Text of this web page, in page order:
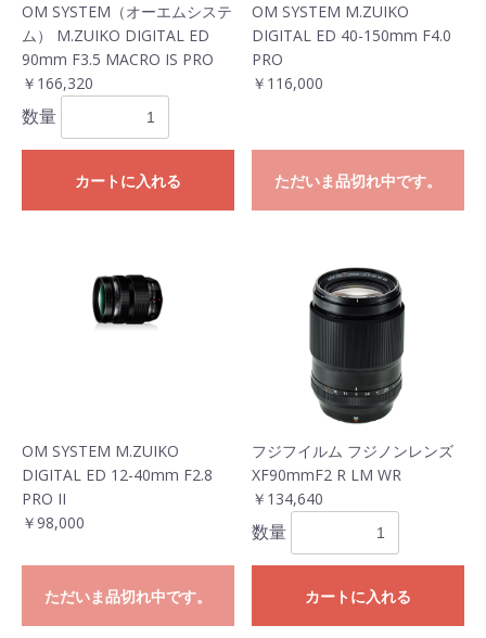
OM SYSTEM（オーエムシステ
ム） M.ZUIKO DIGITAL ED
90mm F3.5 MACRO IS PRO
￥166,320
数量
カートに入れる
OM SYSTEM M.ZUIKO
DIGITAL ED 40-150mm F4.0
PRO
￥116,000
ただいま品切れ中です。
OM SYSTEM M.ZUIKO
DIGITAL ED 12-40mm F2.8
PRO II
￥98,000
ただいま品切れ中です。
フジフイルム フジノンレンズ
XF90mmF2 R LM WR
￥134,640
数量
カートに入れる